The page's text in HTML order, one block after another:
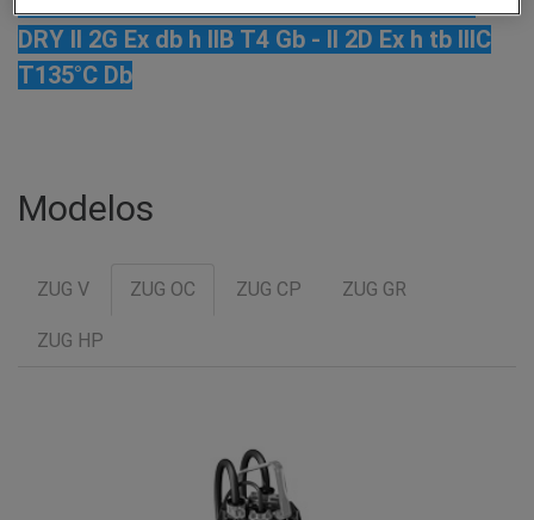
DRY II 2G Ex db h IIB T4 Gb - II 2D Ex h tb IIIC
T135°C Db
Modelos
ZUG V ZUG OC ZUG CP ZUG GR
ZUG HP